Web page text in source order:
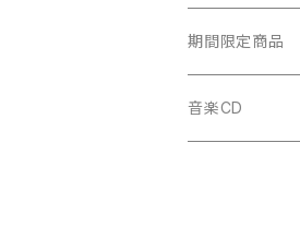
黒系
白系
黒系
佐藤えりか
黒系
白系
黒系
佐藤えりか
れな
期間限定商品
音楽CD